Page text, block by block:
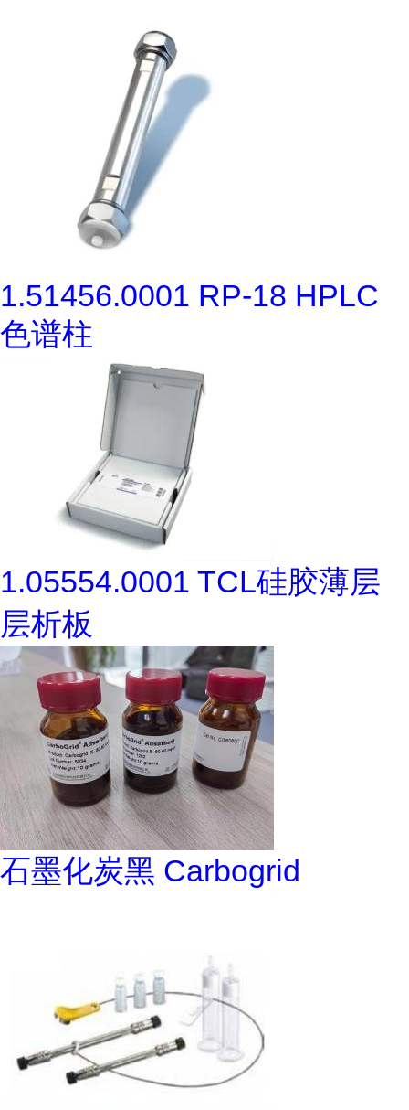
1.51456.0001 RP-18 HPLC
色谱柱
1.05554.0001 TCL硅胶薄层
层析板
石墨化炭黑 Carbogrid